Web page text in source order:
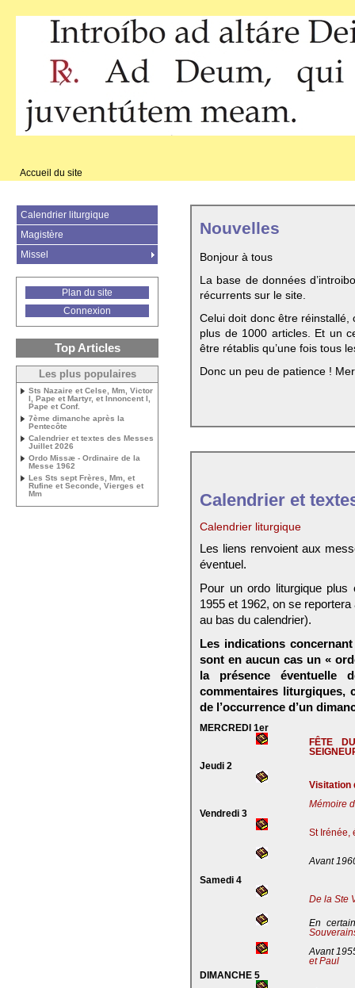
Accueil du site
Nouvelles
Bonjour à tous
La base de données
récurrents sur le site.
Celui doit donc être
plus de 1000 articles. Et un
être rétablis qu’une fois tous
Donc un peu de patience !
Calendrier et
Calendrier liturgique
Les liens renvoient aux
éventuel.
Pour un ordo liturgique plus
1955 et 1962, on se
au bas du calendrier).
Les indications
sont en aucun cas un «
la présence éventuelle
commentaires liturgiques,
de l’occurrence d’un
MERCREDI 1er
FÊTE
Jeudi 2
Visitation
Mémoire
Vendredi 3
St Irénée,
Avant
Samedi 4
De la Ste
En
Avant
et Paul
DIMANCHE 5
Calendrier liturgique
Magistère
Missel
Plan du site
Connexion
Top Articles
Les plus populaires
Sts Nazaire et Celse, Mm, Victor
I, Pape et Martyr, et Innoncent I,
Pape et Conf.
7ème dimanche après la
Pentecôte
Calendrier et textes des Messes
Juillet 2026
Ordo Missæ - Ordinaire de la
Messe 1962
Les Sts sept Frères, Mm, et
Rufine et Seconde, Vierges et
Mm